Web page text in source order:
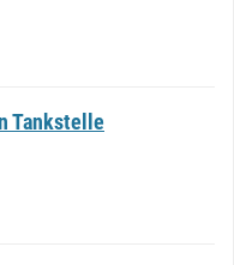
Tankstelle